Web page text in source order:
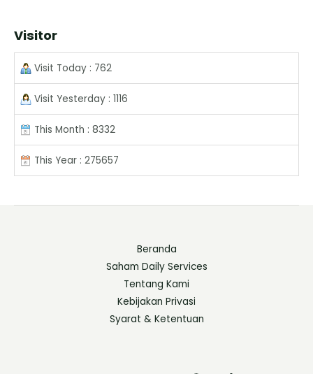
Visitor
Visit Today : 762
Visit Yesterday : 1116
This Month : 8332
This Year : 275657
Beranda
Saham Daily Services
Tentang Kami
Kebijakan Privasi
Syarat & Ketentuan